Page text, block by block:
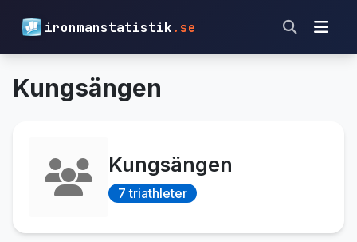
ironmanstatistik.se
Kungsängen
Kungsängen
7 triathleter